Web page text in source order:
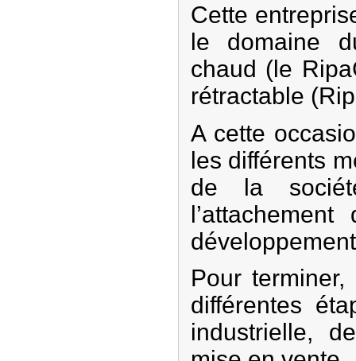
Cette
le domaine
chaud (le
rétractable
A cette
les différents
de la
l’attachement
Pour
différentes
industrielle,